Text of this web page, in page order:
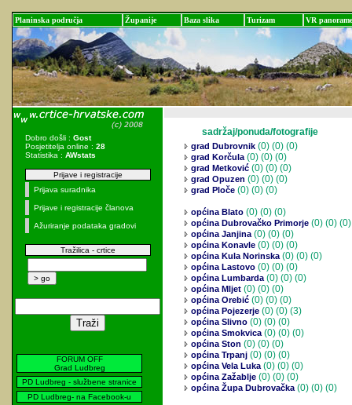
Planinska područja Županije Baza slika Turizam VR panorame
Dobro došli : Gost
Posjetitelja online : 28
Statistika : AWstats
Prijave i registracije
Prijava suradnika
Prijave i registracije članova
Ažuriranje podataka gradovi
Tražilica - crtice
FORUM OFF
Grad Ludbreg
PD Ludbreg - službene stranice
PD Ludbreg- na Facebook-u
sadržaj/ponuda/fotografije
grad Dubrovnik (0) (0) (0)
grad Korčula(0) (0) (0)
grad Metković (0) (0) (0)
grad Opuzen (0) (0) (0)
grad Ploče (0) (0) (0)
općina Blato (0) (0) (0)
općina Dubrovačko Primorje (0) (0) (0)
općina Janjina(0) (0) (0)
općina Konavle (0) (0) (0)
općina Kula Norinska(0) (0) (0)
općina Lastovo (0) (0) (0)
općina Lumbarda(0) (0) (0)
općina Mljet (0) (0) (0)
općina Orebić (0) (0) (0)
općina Pojezerje (0) (0) (3)
općina Slivno (0) (0) (0)
općina Smokvica(0) (0) (0)
općina Ston (0) (0) (0)
općina Trpanj (0) (0) (0)
općina Vela Luka(0) (0) (0)
općina Zažablje (0) (0) (0)
općina Župa Dubrovačka(0) (0) (0)